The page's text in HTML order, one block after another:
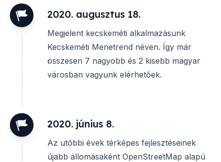
2020. augusztus 18.
Megjelent kecskeméti alkalmazásunk
Kecskeméti Menetrend néven. Így már
összesen 7 nagyobb és 2 kisebb magyar
városban vagyunk elérhetőek.
2020. június 8.
Az utóbbi évek térképes fejlesztéseinek
újabb állomásaként OpenStreetMap alapú